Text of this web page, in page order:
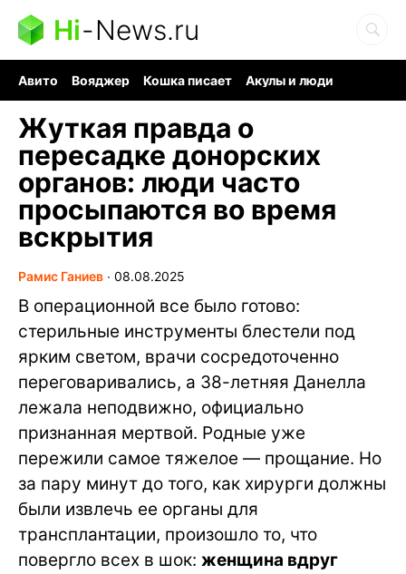
Hi-News.ru
Авито Вояджер Кошка писает
Акулы и люди
Жуткая правда о
пересадке донорских
органов: люди часто
просыпаются во время
вскрытия
Рамис Ганиев ∙ 08.08.2025
В операционной все было готово:
стерильные инструменты блестели под
ярким светом, врачи сосредоточенно
переговаривались, а 38-летняя Данелла
лежала неподвижно, официально
признанная мертвой. Родные уже
пережили самое тяжелое — прощание. Но
за пару минут до того, как хирурги должны
были извлечь ее органы для
трансплантации, произошло то, что
повергло всех в шок: женщина вдруг